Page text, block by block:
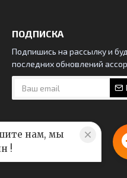
ПОДПИСКА
Подпишись на рассылку и
последних обновлений
нам, мы
!